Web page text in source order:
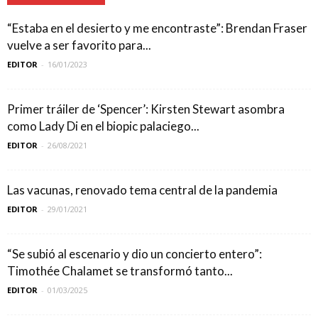
“Estaba en el desierto y me encontraste”: Brendan Fraser
vuelve a ser favorito para...
EDITOR - 16/01/2023
Primer tráiler de ‘Spencer’: Kirsten Stewart asombra
como Lady Di en el biopic palaciego...
EDITOR - 26/08/2021
Las vacunas, renovado tema central de la pandemia
EDITOR - 29/01/2021
“Se subió al escenario y dio un concierto entero”:
Timothée Chalamet se transformó tanto...
EDITOR - 01/03/2025